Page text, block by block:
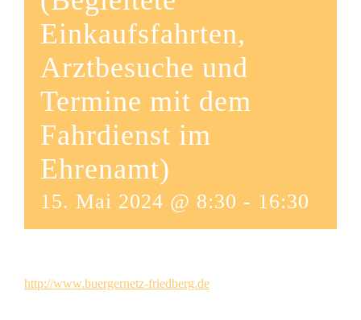
Einkaufsfahrten,
Arztbesuche und
Termine mit dem
Fahrdienst im
Ehrenamt)
15. Mai 2024 @ 8:30 - 16:30
http://www.buergernetz-friedberg.de